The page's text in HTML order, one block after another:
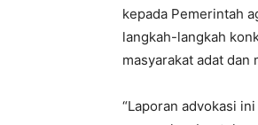
kepada Pemerintah
langkah-langkah
masyarakat adat dan
“Laporan advokasi